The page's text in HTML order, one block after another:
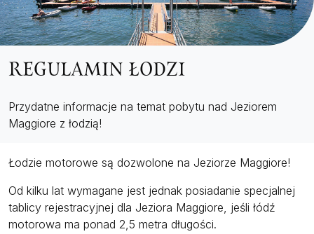
REGULAMIN ŁODZI
Przydatne informacje na temat pobytu nad Jeziorem
Maggiore z łodzią!
Łodzie motorowe są dozwolone na Jeziorze Maggiore!
Od kilku lat wymagane jest jednak posiadanie specjalnej
tablicy rejestracyjnej dla Jeziora Maggiore, jeśli łódź
motorowa ma ponad 2,5 metra długości.